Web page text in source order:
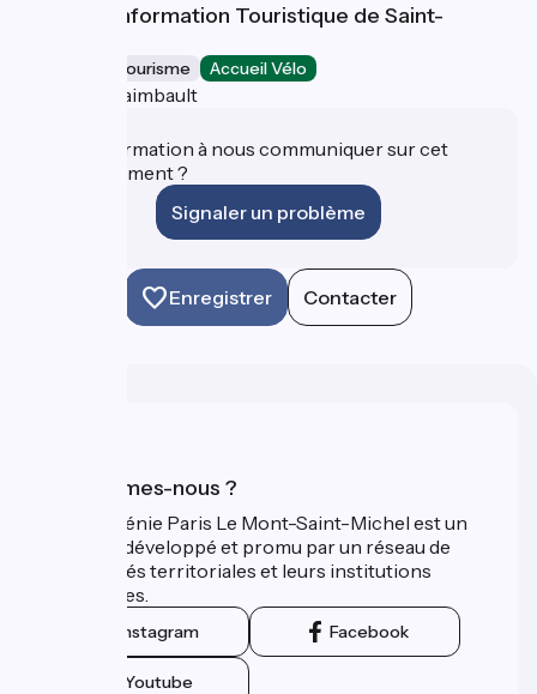
Bureau d'Information Touristique de Saint-
Offices de Tourisme Accueil Vélo
Saint-Fraimbault
Une information à nous communiquer sur cet
établissement ?
Signaler un problème
Enregistrer Contacter
Qui sommes-nous ?
La Véloscénie Paris Le Mont-Saint-Michel est un
itinéraire développé et promu par un réseau de
collectivités territoriales et leurs institutions
touristiques.
Instagram Facebook
Youtube